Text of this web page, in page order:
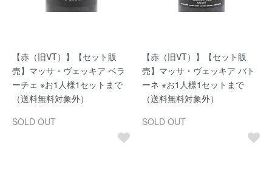
【赤（旧VT）】【セット販
売】マッサ・ヴェッキア ベラ
ーチェ ※お1人様1セットまで
（送料無料対象外）
SOLD OUT
【赤（旧VT）】【セット販
売】マッサ・ヴェッキア バト
ーネ ※お1人様1セットまで
（送料無料対象外）
SOLD OUT